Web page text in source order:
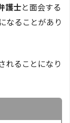
護士と面会する
なることがあり
れることになり